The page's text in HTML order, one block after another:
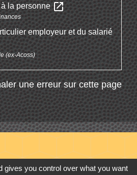
à la personneopen_in_new
employeur et du salarié
(ex-Acoss)
une erreur sur cette page
gives you control over what you want